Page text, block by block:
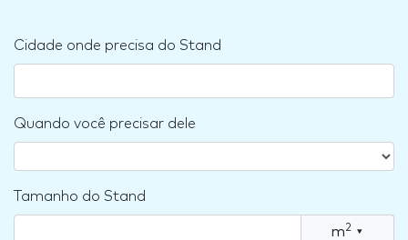
Cidade onde precisa do Stand
Quando você precisar dele
Tamanho do Stand
m2 ▾